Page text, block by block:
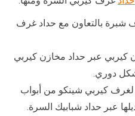
بالتعاون مع حداد غرف
كيربي عبر حداد مخازن كيربي
دوري.
لغرف كيربي شينكو من أبواب
عبر حداد شبابيك السرة.